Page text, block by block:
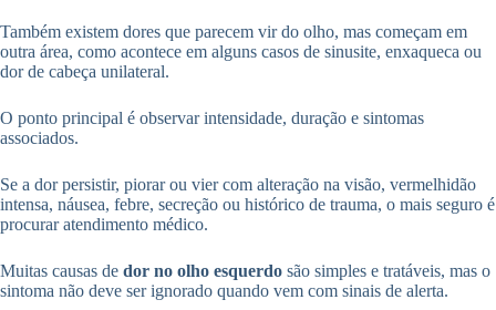
Também existem dores que parecem vir do olho, mas começam em
outra área, como acontece em alguns casos de sinusite, enxaqueca ou
dor de cabeça unilateral.
O ponto principal é observar intensidade, duração e sintomas
associados.
Se a dor persistir, piorar ou vier com alteração na visão, vermelhidão
intensa, náusea, febre, secreção ou histórico de trauma, o mais seguro é
procurar atendimento médico.
Muitas causas de dor no olho esquerdo são simples e tratáveis, mas o
sintoma não deve ser ignorado quando vem com sinais de alerta.